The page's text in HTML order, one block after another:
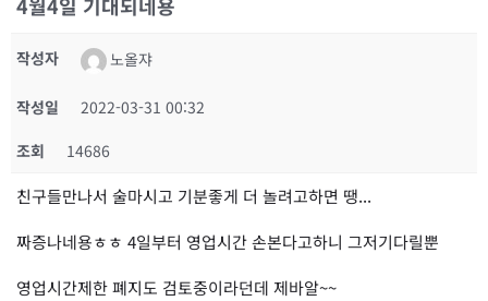
작성자 노올쟈
작성일
2022-03-31 00:32
조회
14686
친구들만나서 술마시고 기분좋게 더 놀려고하면 땡...
짜증나네용ㅎㅎ 4일부터 영업시간 손본다고하니 그저기다릴뿐
영업시간제한 폐지도 검토중이라던데 제바알~~